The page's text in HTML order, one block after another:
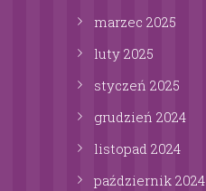
marzec 2025
luty 2025
styczeń 2025
grudzień 2024
listopad 2024
październik 2024